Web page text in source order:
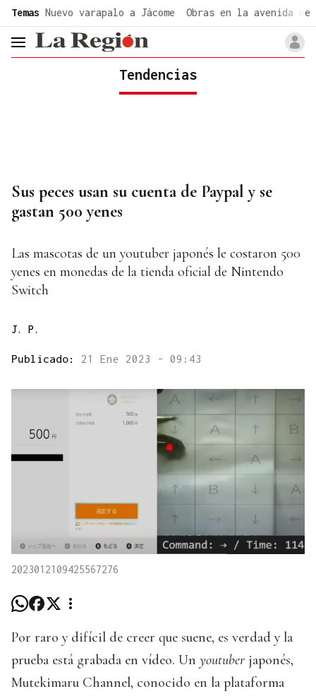
Temas Nuevo varapalo a Jácome Obras en la avenida de
header.menu.open
Tendencias
Sus peces usan su cuenta de Paypal y se
gastan 500 yenes
Las mascotas de un youtuber japonés le costaron 500
yenes en monedas de la tienda oficial de Nintendo
Switch
J. P.
Publicado: 21 Ene 2023 - 09:43
2023012109425567276
Por raro y difícil de creer que suene, es verdad y la
prueba está grabada en vídeo. Un youtuber japonés,
Mutekimaru Channel, conocido en la plataforma